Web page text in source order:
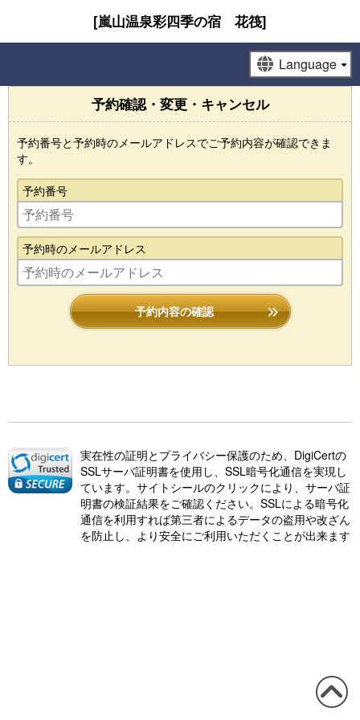
[嵐山温泉彩四季の宿 花筏]
予約確認・変更・キャンセル
予約番号と予約時のメールアドレスでご予約内容が確認できま
す。
予約番号
予約時のメールアドレス
予約内容の確認
実在性の証明とプライバシー保護のため、DigiCertの
SSLサーバ証明書を使用し、SSL暗号化通信を実現し
ています。サイトシールのクリックにより、サーバ証
明書の検証結果をご確認ください。SSLによる暗号化
通信を利用すれば第三者によるデータの盗用や改ざん
を防止し、より安全にご利用いただくことが出来ます